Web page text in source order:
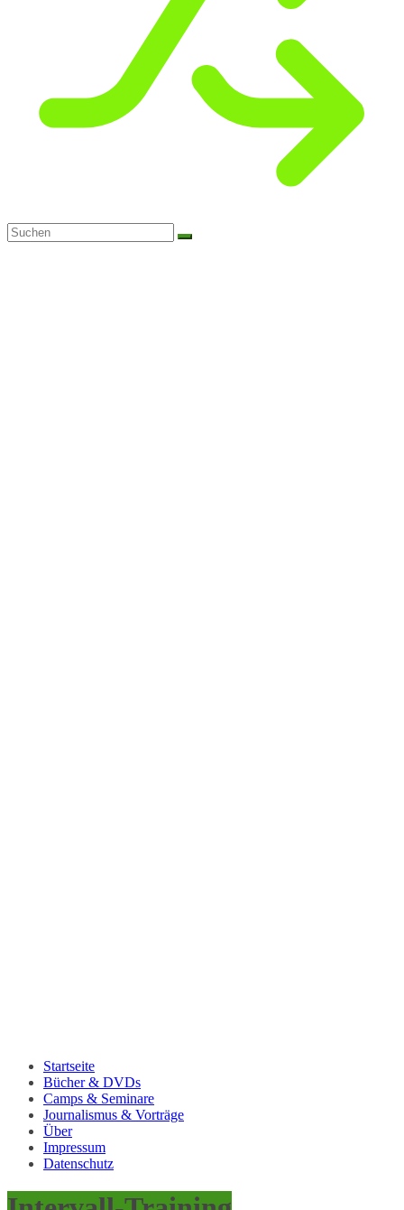
Startseite
Bücher & DVDs
Camps & Seminare
Journalismus & Vorträge
Über
Impressum
Datenschutz